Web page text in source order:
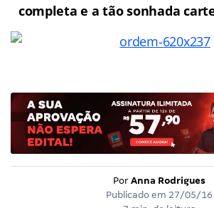
completa e a tão sonhada
Por Anna Rodrigues
Publicado em 27/05/16